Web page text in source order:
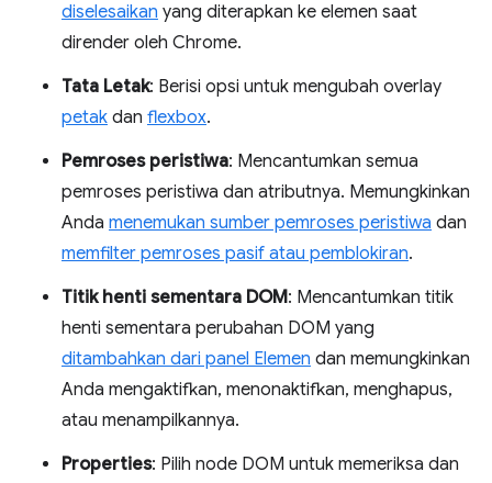
diselesaikan yang diterapkan ke elemen saat
dirender oleh Chrome.
Tata Letak: Berisi opsi untuk mengubah overlay
petak dan flexbox.
Pemroses peristiwa: Mencantumkan semua
pemroses peristiwa dan atributnya. Memungkinkan
Anda menemukan sumber pemroses peristiwa dan
memfilter pemroses pasif atau pemblokiran.
Titik henti sementara DOM: Mencantumkan titik
henti sementara perubahan DOM yang
ditambahkan dari panel Elemen dan memungkinkan
Anda mengaktifkan, menonaktifkan, menghapus,
atau menampilkannya.
Properties: Pilih node DOM untuk memeriksa dan